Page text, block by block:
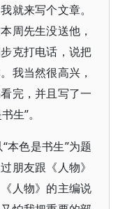
就来写个文章。
周先生没送他，
克打电话，说把
我当然很高兴，
完，并且写了一
生”。
本色是书生”为题
朋友跟《人物》
人物》的主编说